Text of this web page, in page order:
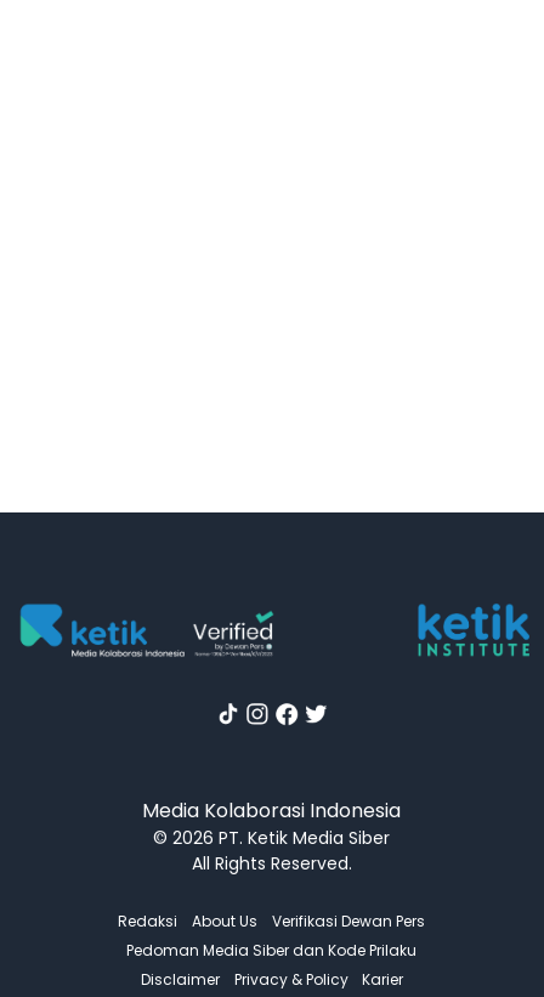
Media Kolaborasi Indonesia
© 2026 PT. Ketik Media Siber
All Rights Reserved.
Redaksi About Us
Verifikasi Dewan Pers
Pedoman Media Siber dan Kode Prilaku
Disclaimer
Privacy & Policy Karier